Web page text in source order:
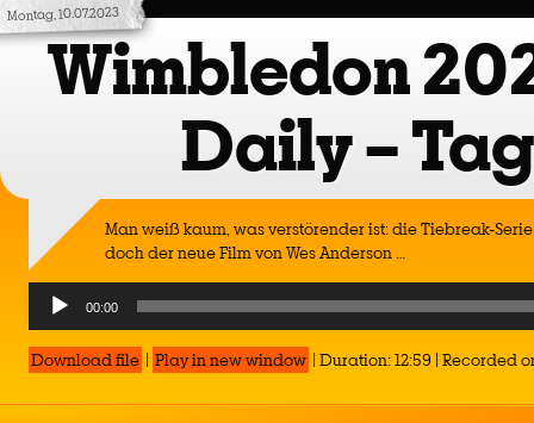
Montag, 10.07.2023
Wimbledon
Daily –
Man weiß kaum, was verstörender ist: die Tiebreak-
doch der neue Film von Wes Anderson …
Audio
Player
00:00
Download file | Play in new window | Duration: 12:59 | Recorded